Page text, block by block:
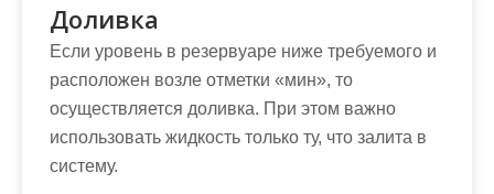
Доливка
Если уровень в резервуаре ниже требуемого и
расположен возле отметки «мин», то
осуществляется доливка. При этом важно
использовать жидкость только ту, что залита в
систему.